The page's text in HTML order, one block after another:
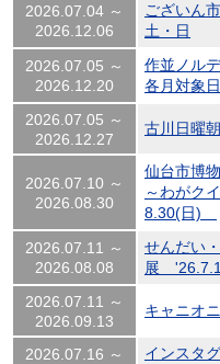
2026.07.04 ～
2026.12.06
ございん
土・日
2026.07.05 ～
2026.12.20
作並ノル
各月対象
2026.07.05 ～
2026.12.27
古川日曜
2026.07.10 ～
2026.08.30
仙台市博
～わがク
8.30(日)
2026.07.11 ～
2026.08.08
せんだい
展
2026.07.11 ～
2026.09.13
キャニオ
2026.07.16 ～
インスタ